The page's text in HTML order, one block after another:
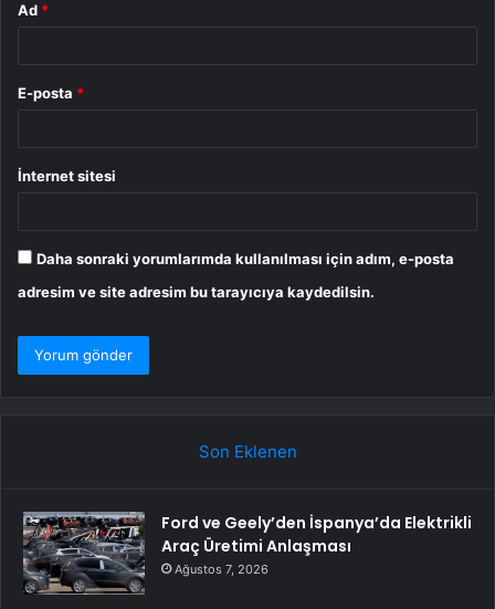
Ad *
E-posta *
İnternet sitesi
Daha sonraki yorumlarımda kullanılması için adım, e-posta
adresim ve site adresim bu tarayıcıya kaydedilsin.
Son Eklenen
Ford ve Geely’den İspanya’da Elektrikli
Araç Üretimi Anlaşması
Ağustos 7, 2026